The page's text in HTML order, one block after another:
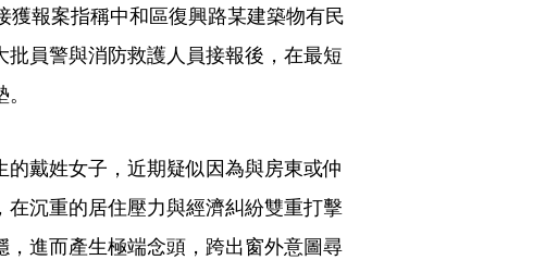
報案指稱中和區復興路某建築物有民
員警與消防救護人員接報後，在最短
戴姓女子，近期疑似因為與房東或仲
沉重的居住壓力與經濟糾紛雙重打擊
進而產生極端念頭，跨出窗外意圖尋